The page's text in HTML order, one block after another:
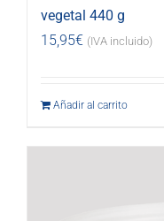
vegetal 440 g
15,95€ (IVA incluido)
Añadir al carrito